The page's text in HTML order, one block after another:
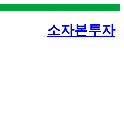
소자본투자